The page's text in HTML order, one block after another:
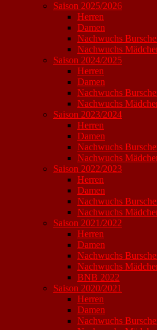
Saison 2025/2026
Herren
Damen
Nachwuchs
Nachwuchs
Saison 2024/2025
Herren
Damen
Nachwuchs
Nachwuchs
Saison 2023/2024
Herren
Damen
Nachwuchs
Nachwuchs
Saison 2022/2023
Herren
Damen
Nachwuchs
Nachwuchs
Saison 2021/2022
Herren
Damen
Nachwuchs
Nachwuchs
BNB 2022
Saison 2020/2021
Herren
Damen
Nachwuchs